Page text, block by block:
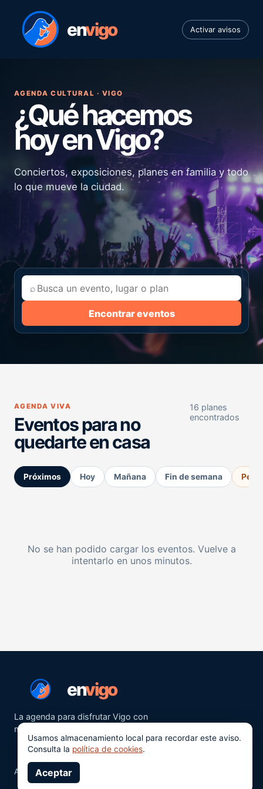
envigo Activar avisos
AGENDA CULTURAL · VIGO
¿Qué hacemos
hoy en Vigo?
Conciertos, exposiciones, planes en familia y todo
lo que mueve la ciudad.
⌕
Encontrar eventos
AGENDA VIVA
Eventos para no
quedarte en casa
16 planes
encontrados
Próximos Hoy Mañana Fin de semana
No se han podido cargar los eventos. Vuelve a
intentarlo en unos minutos.
envigo
La agenda para disfrutar Vigo con
más ganas.
Aviso legalPrivacidad
Usamos almacenamiento local para recordar este aviso.
Consulta la política de cookies.
Aceptar